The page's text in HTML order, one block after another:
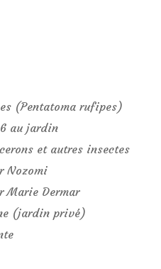
(Pentatoma rufipes)
au jardin
et autres insectes
Nozomi
Marie Dermar
(jardin privé)